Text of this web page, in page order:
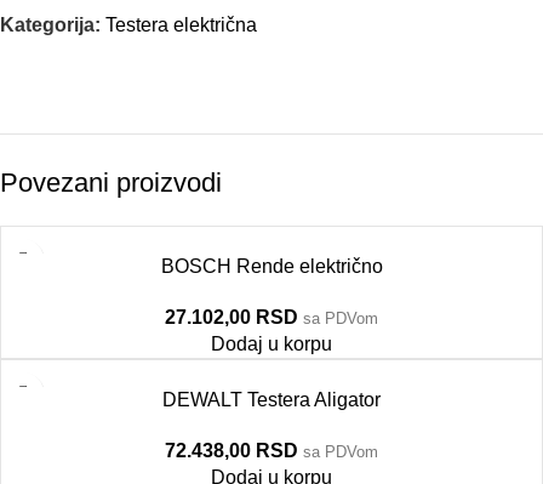
Kategorija: Testera električna
Povezani proizvodi
BOSCH Rende električno
27.102,00 RSD sa PDVom
Dodaj u korpu
DEWALT Testera Aligator
72.438,00 RSD sa PDVom
Dodaj u korpu